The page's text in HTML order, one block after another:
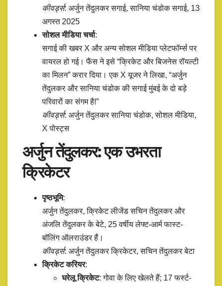
कीवर्ड्स: अर्जुन तेंदुलकर सगाई, सानिया चंडोक सगाई, 13
अगस्त 2025
सोशल मीडिया चर्चा:
सगाई की खबर X और अन्य सोशल मीडिया प्लेटफॉर्म्स पर
वायरल हो गई। फैंस ने इसे “क्रिकेट और बिजनेस रॉयल्टी
का मिलन” करार दिया। एक X यूजर ने लिखा, “अर्जुन
तेंदुलकर और सानिया चंडोक की सगाई मुंबई के दो बड़े
परिवारों का संगम है!”
कीवर्ड्स: अर्जुन तेंदुलकर सानिया चंडोक, सोशल मीडिया,
X पोस्ट्स
अर्जुन तेंदुलकर: एक उभरता
क्रिकेटर
पृष्ठभूमि:
अर्जुन तेंदुलकर, क्रिकेट लीजेंड सचिन तेंदुलकर और
अंजलि तेंदुलकर के बेटे, 25 वर्षीय लेफ्ट-आर्म फास्ट-
बॉलिंग ऑलराउंडर हैं।
कीवर्ड्स: अर्जुन तेंदुलकर क्रिकेटर, सचिन तेंदुलकर बेटा
क्रिकेट करियर:
घरेलू क्रिकेट: गोवा के लिए खेलते हैं; 17 फर्स्ट-